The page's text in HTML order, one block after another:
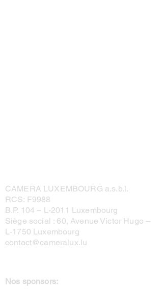
CAMERA LUXEMBOURG a.s.b.l.
RCS: F9988
B.P. 104 – L-2011 Luxembourg
Siège social : 60, Avenue Victor Hugo –
L-1750 Luxembourg
contact@cameralux.lu
Nos sponsors: